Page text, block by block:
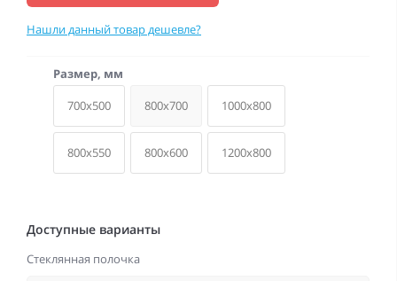
Нашли данный товар дешевле?
Размер, мм
700x500
800x700 1000x800
800x550 800x600 1200x800
Доступные варианты
Стеклянная полочка